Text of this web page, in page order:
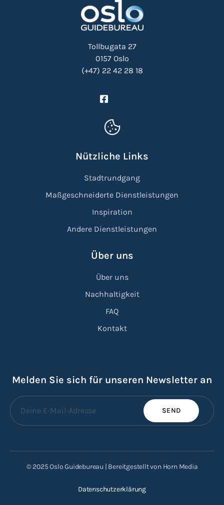
Tollbugata 27
0157 Oslo
(+47) 22 42 28 18
Nützliche Links
Stadtrundgang
Maßgeschneiderte Dienstleistungen
Inspiration
Andere Dienstleistungen
Über uns
Über uns
Nachhaltigkeit
FAQ
Kontakt
Melden Sie sich für unseren Newsletter an
SEND
© 2025 Oslo Guidebureau | Bereitgestellt von Horn Media
Datenschutzerklärung